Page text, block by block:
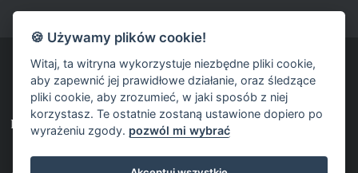
powered by fast-web
🍪 Używamy plików cookie!
Witaj, ta witryna wykorzystuje niezbędne pliki cookie,
aby zapewnić jej prawidłowe działanie, oraz śledzące
pliki cookie, aby zrozumieć, w jaki sposób z niej
korzystasz. Te ostatnie zostaną ustawione dopiero po
wyrażeniu zgody. pozwól mi wybrać